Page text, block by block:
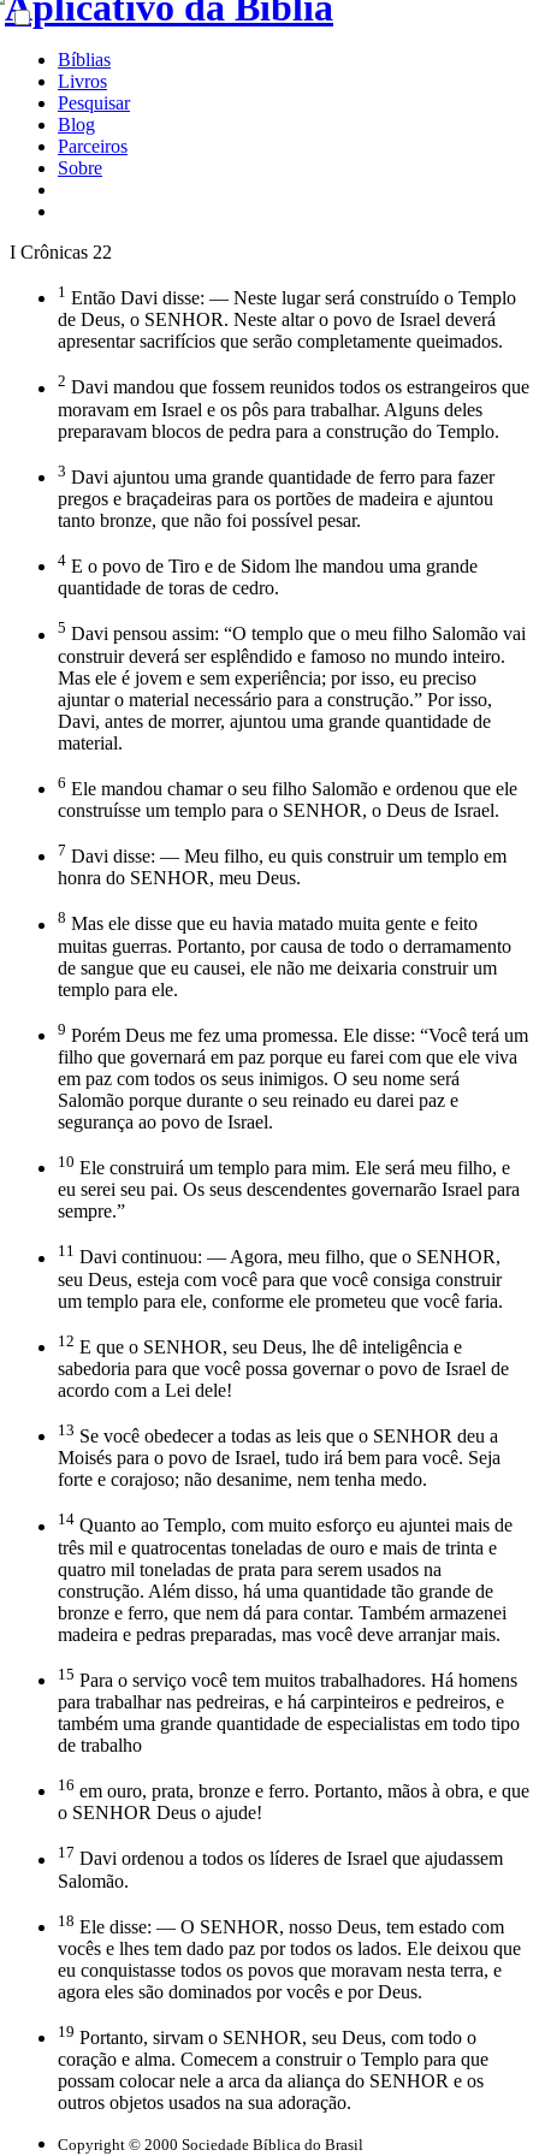
Bíblias
Livros
Pesquisar
Blog
Parceiros
Sobre
I Crônicas 22
1 Então Davi disse: — Neste lugar será construído o Templo
de Deus, o SENHOR. Neste altar o povo de Israel deverá
apresentar sacrifícios que serão completamente queimados.
2 Davi mandou que fossem reunidos todos os estrangeiros que
moravam em Israel e os pôs para trabalhar. Alguns deles
preparavam blocos de pedra para a construção do Templo.
3 Davi ajuntou uma grande quantidade de ferro para fazer
pregos e braçadeiras para os portões de madeira e ajuntou
tanto bronze, que não foi possível pesar.
4 E o povo de Tiro e de Sidom lhe mandou uma grande
quantidade de toras de cedro.
5 Davi pensou assim: “O templo que o meu filho Salomão vai
construir deverá ser esplêndido e famoso no mundo inteiro.
Mas ele é jovem e sem experiência; por isso, eu preciso
ajuntar o material necessário para a construção.” Por isso,
Davi, antes de morrer, ajuntou uma grande quantidade de
material.
6 Ele mandou chamar o seu filho Salomão e ordenou que ele
construísse um templo para o SENHOR, o Deus de Israel.
7 Davi disse: — Meu filho, eu quis construir um templo em
honra do SENHOR, meu Deus.
8 Mas ele disse que eu havia matado muita gente e feito
muitas guerras. Portanto, por causa de todo o derramamento
de sangue que eu causei, ele não me deixaria construir um
templo para ele.
9 Porém Deus me fez uma promessa. Ele disse: “Você terá um
filho que governará em paz porque eu farei com que ele viva
em paz com todos os seus inimigos. O seu nome será
Salomão porque durante o seu reinado eu darei paz e
segurança ao povo de Israel.
10 Ele construirá um templo para mim. Ele será meu filho, e
eu serei seu pai. Os seus descendentes governarão Israel para
sempre.”
11 Davi continuou: — Agora, meu filho, que o SENHOR,
seu Deus, esteja com você para que você consiga construir
um templo para ele, conforme ele prometeu que você faria.
12 E que o SENHOR, seu Deus, lhe dê inteligência e
sabedoria para que você possa governar o povo de Israel de
acordo com a Lei dele!
13 Se você obedecer a todas as leis que o SENHOR deu a
Moisés para o povo de Israel, tudo irá bem para você. Seja
forte e corajoso; não desanime, nem tenha medo.
14 Quanto ao Templo, com muito esforço eu ajuntei mais de
três mil e quatrocentas toneladas de ouro e mais de trinta e
quatro mil toneladas de prata para serem usados na
construção. Além disso, há uma quantidade tão grande de
bronze e ferro, que nem dá para contar. Também armazenei
madeira e pedras preparadas, mas você deve arranjar mais.
15 Para o serviço você tem muitos trabalhadores. Há homens
para trabalhar nas pedreiras, e há carpinteiros e pedreiros, e
também uma grande quantidade de especialistas em todo tipo
de trabalho
16 em ouro, prata, bronze e ferro. Portanto, mãos à obra, e que
o SENHOR Deus o ajude!
17 Davi ordenou a todos os líderes de Israel que ajudassem
Salomão.
18 Ele disse: — O SENHOR, nosso Deus, tem estado com
vocês e lhes tem dado paz por todos os lados. Ele deixou que
eu conquistasse todos os povos que moravam nesta terra, e
agora eles são dominados por vocês e por Deus.
19 Portanto, sirvam o SENHOR, seu Deus, com todo o
coração e alma. Comecem a construir o Templo para que
possam colocar nele a arca da aliança do SENHOR e os
outros objetos usados na sua adoração.
Copyright © 2000 Sociedade Bíblica do Brasil